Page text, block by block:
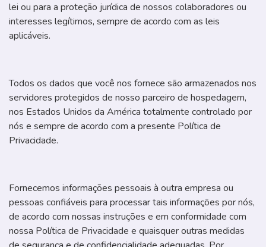
lei ou para a proteção jurídica de nossos colaboradores ou
interesses legítimos, sempre de acordo com as leis
aplicáveis.
Todos os dados que você nos fornece são armazenados nos
servidores protegidos de nosso parceiro de hospedagem,
nos Estados Unidos da América totalmente controlado por
nós e sempre de acordo com a presente Política de
Privacidade.
Fornecemos informações pessoais à outra empresa ou
pessoas confiáveis para processar tais informações por nós,
de acordo com nossas instruções e em conformidade com
nossa Política de Privacidade e quaisquer outras medidas